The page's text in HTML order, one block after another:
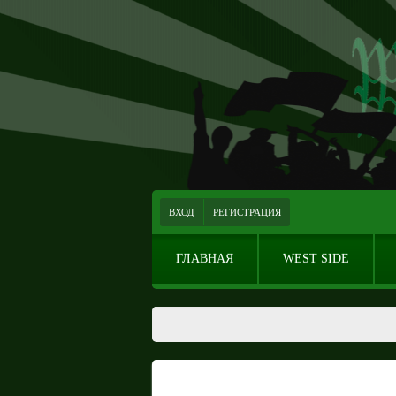
ВХОД РЕГИСТРАЦИЯ
ГЛАВНАЯ WEST SIDE